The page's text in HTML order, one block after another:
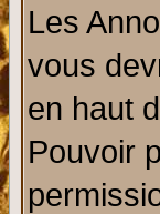
Les
vous
en haut
Pouvoir